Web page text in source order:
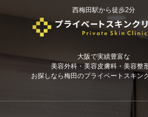
西梅田駅から徒歩2分
大阪で実績豊富な
美容外科・美容皮膚科・美容整
お探しなら梅田のプライベートスキン